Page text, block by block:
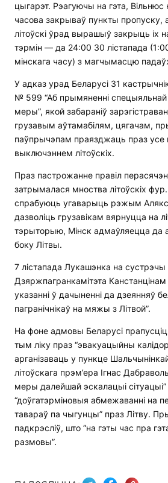
цыгарэт. Рэагуючы на ​​гэта, Вільнюс
часова закрываў пункты пропуску,
літоўскі ўрад вырашыў закрыць іх
тэрмін — да 24:00 30 лістапада
мінскага часу) з магчымасцю
У адказ урад Беларусі 31
№ 599 “Аб прымяненні
меры”, якой забараніў
грузавым аўтамабілям, цягачам,
паўпрычэпам праязджаць праз усе
выключэннем літоўскіх.
Праз пастрожанне правіл
затрымалася мноства літоўскіх
спрабуюць угаварыць рэжым
дазволіць грузавікам вярнуцца на
тэрыторыю, Мінск адмаўляецца
боку Літвы.
7 лістапада Лукашэнка на
Дзяржпагранкамітэта
указанні ў дачыненні да дзеянняў
пагранічнікаў на мяжы з Літвой”.
На фоне адмовы Беларусі
тым ліку праз “эвакуацыйны
арганізаваць у пункце
літоўскага прэм’ера Ігнас
меры далейшай эскалацыі
“доўгатэрміновыя абмежаванні на
тавараў па чыгунцы” праз Літву.
падкрэсліў, што “на гэты час пра
размовы”.